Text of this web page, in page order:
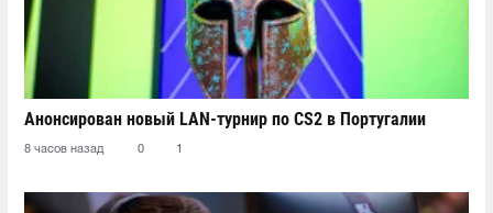
Анонсирован новый LAN-турнир по CS2 в Португалии
8 часов назад 0 1